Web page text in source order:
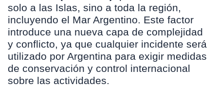
solo a las Islas, sino a toda la región,
incluyendo el Mar Argentino. Este factor
introduce una nueva capa de complejidad
y conflicto, ya que cualquier incidente será
utilizado por Argentina para exigir medidas
de conservación y control internacional
sobre las actividades.